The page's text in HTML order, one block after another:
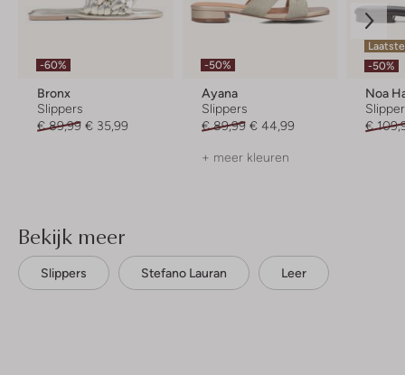
-60%
Bronx
Slippers
€ 89,99 € 35,99
-50%
Ayana
Slippers
€ 89,99 € 44,99
+ meer kleuren
-50%
Noa
€
Bekijk meer
Slippers Stefano Lauran Leer